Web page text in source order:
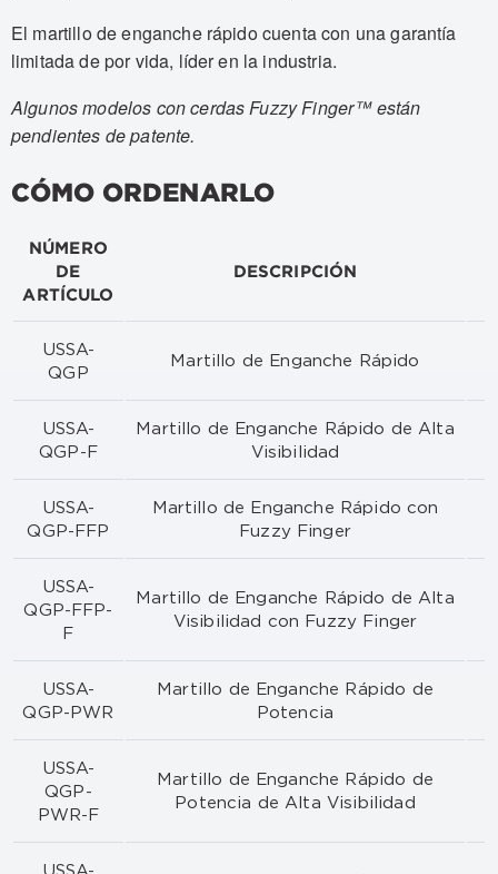
El martillo de enganche rápido cuenta con una garantía
limitada de por vida, líder en la industria.
Algunos modelos con cerdas Fuzzy Finger™ están
pendientes de patente.
CÓMO ORDENARLO
NÚMERO
DE
ARTÍCULO
DESCRIPCIÓN
USSA-
QGP
Martillo de Enganche Rápido
USSA-
QGP-F
Martillo de Enganche Rápido de Alta
Visibilidad
USSA-
QGP-FFP
Martillo de Enganche Rápido con
Fuzzy Finger
USSA-
QGP-FFP-
F
Martillo de Enganche Rápido de Alta
Visibilidad con Fuzzy Finger
USSA-
QGP-PWR
Martillo de Enganche Rápido de
Potencia
USSA-
QGP-
PWR-F
Martillo de Enganche Rápido de
Potencia de Alta Visibilidad